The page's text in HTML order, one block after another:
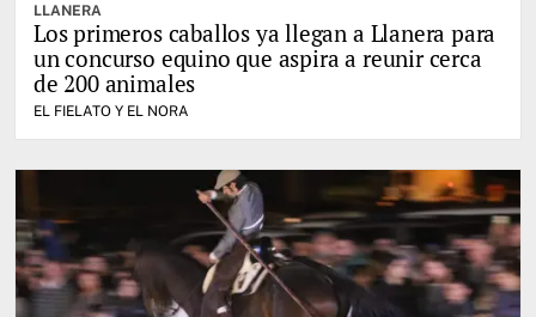
LLANERA
Los primeros caballos ya llegan a Llanera para
un concurso equino que aspira a reunir cerca
de 200 animales
EL FIELATO Y EL NORA